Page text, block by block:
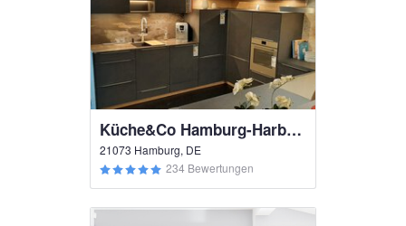
Küche&Co Hamburg-Harburg
21073 Hamburg, DE
234 Bewertungen